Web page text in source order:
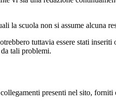
la scuola non si assume alcuna
tuttavia essere stati
tali problemi.
presenti nel sito,